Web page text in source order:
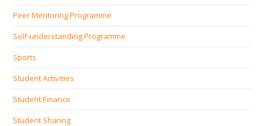
Peer Mentoring Programme
Self‐understanding Programme
Sports
Student Activities
Student Finance
Student Sharing